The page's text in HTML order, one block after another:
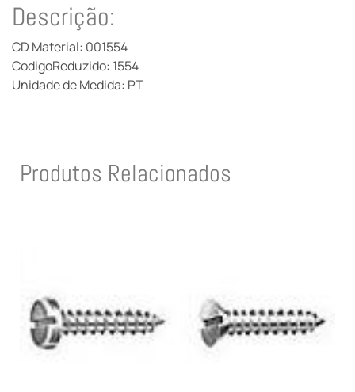
Descrição:
CD Material: 001554
CodigoReduzido: 1554
Unidade de Medida: PT
Produtos Relacionados